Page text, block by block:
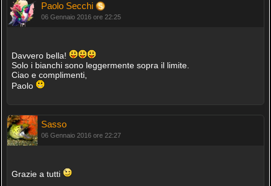
Paolo Secchi
06 Gennaio 2016 ore 22:25
Davvero bella!
Solo i bianchi sono leggermente sopra il limite.
Ciao e complimenti,
Paolo
Sasso
06 Gennaio 2016 ore 22:27
Grazie a tutti